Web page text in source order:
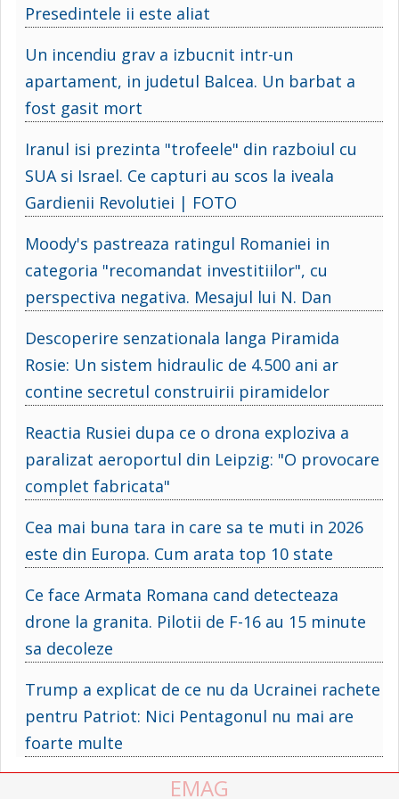
Presedintele ii este aliat
Un incendiu grav a izbucnit intr-un
apartament, in judetul Balcea. Un barbat a
fost gasit mort
Iranul isi prezinta "trofeele" din razboiul cu
SUA si Israel. Ce capturi au scos la iveala
Gardienii Revolutiei | FOTO
Moody's pastreaza ratingul Romaniei in
categoria "recomandat investitiilor", cu
perspectiva negativa. Mesajul lui N. Dan
Descoperire senzationala langa Piramida
Rosie: Un sistem hidraulic de 4.500 ani ar
contine secretul construirii piramidelor
Reactia Rusiei dupa ce o drona exploziva a
paralizat aeroportul din Leipzig: "O provocare
complet fabricata"
Cea mai buna tara in care sa te muti in 2026
este din Europa. Cum arata top 10 state
Ce face Armata Romana cand detecteaza
drone la granita. Pilotii de F-16 au 15 minute
sa decoleze
Trump a explicat de ce nu da Ucrainei rachete
pentru Patriot: Nici Pentagonul nu mai are
foarte multe
EMAG